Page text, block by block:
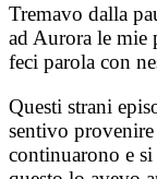
Tremavo dalla
ad Aurora le mie
feci parola con
Questi strani
sentivo provenire
continuarono e si